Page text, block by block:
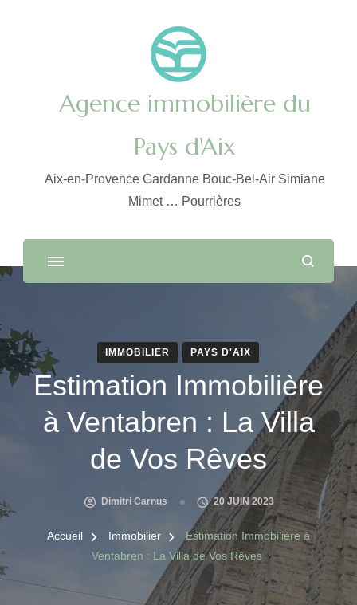
Agence immobilière du
Pays d'Aix
Aix-en-Provence Gardanne Bouc-Bel-Air Simiane
Mimet … Pourrières
IMMOBILIER PAYS D'AIX
Estimation Immobilière
à Ventabren : La Villa
de Vos Rêves
Dimitri Carnus 20 JUIN 2023
Accueil Immobilier
Estimation Immobilière à
Ventabren : La Villa de Vos Rêves